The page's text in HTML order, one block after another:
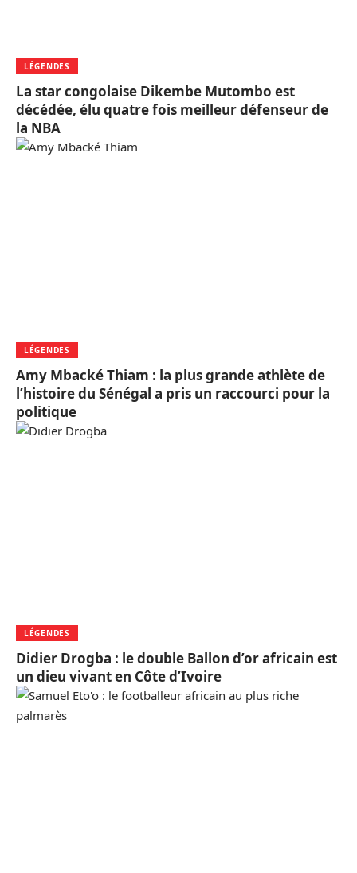
LÉGENDES
La star congolaise Dikembe Mutombo est
décédée, élu quatre fois meilleur défenseur de
la NBA
LÉGENDES
Amy Mbacké Thiam : la plus grande athlète de
l’histoire du Sénégal a pris un raccourci pour la
politique
LÉGENDES
Didier Drogba : le double Ballon d’or africain est
un dieu vivant en Côte d’Ivoire